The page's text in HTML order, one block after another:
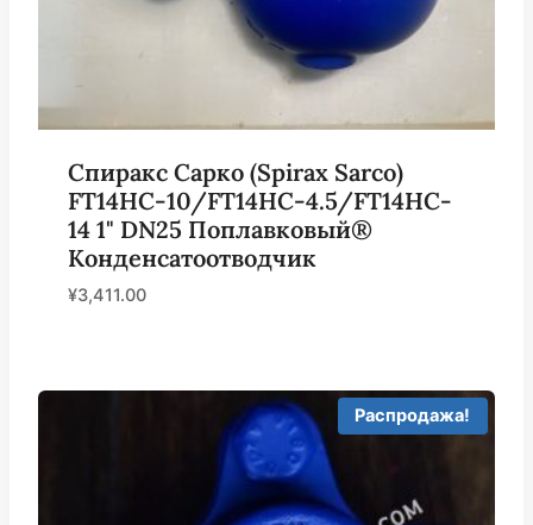
Спиракс Сарко (Spirax Sarco)
FT14HC-10/FT14HC-4.5/FT14HC-
14 1" DN25 Поплавковый®
Конденсатоотводчик
¥3,411.00
Распродажа!